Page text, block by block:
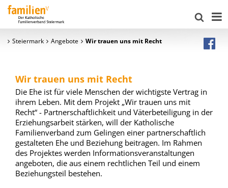
Steiermark Angebote Wir trauen uns mit Recht
Wir trauen uns mit Recht
Die Ehe ist für viele Menschen der wichtigste Vertrag in
ihrem Leben. Mit dem Projekt „Wir trauen uns mit
Recht“ - Partnerschaftlichkeit und Väterbeteiligung in der
Erziehungsarbeit stärken, will der Katholische
Familienverband zum Gelingen einer partnerschaftlich
gestalteten Ehe und Beziehung beitragen. Im Rahmen
des Projektes werden Informationsveranstaltungen
angeboten, die aus einem rechtlichen Teil und einem
Beziehungsteil bestehen.